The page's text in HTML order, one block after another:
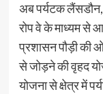
अब पर्यटक लैंसडौन,
रोप वे के माध्यम से
प्रशासन पौड़ी की
से जोड़ने की वृहद
योजना से क्षेत्र में